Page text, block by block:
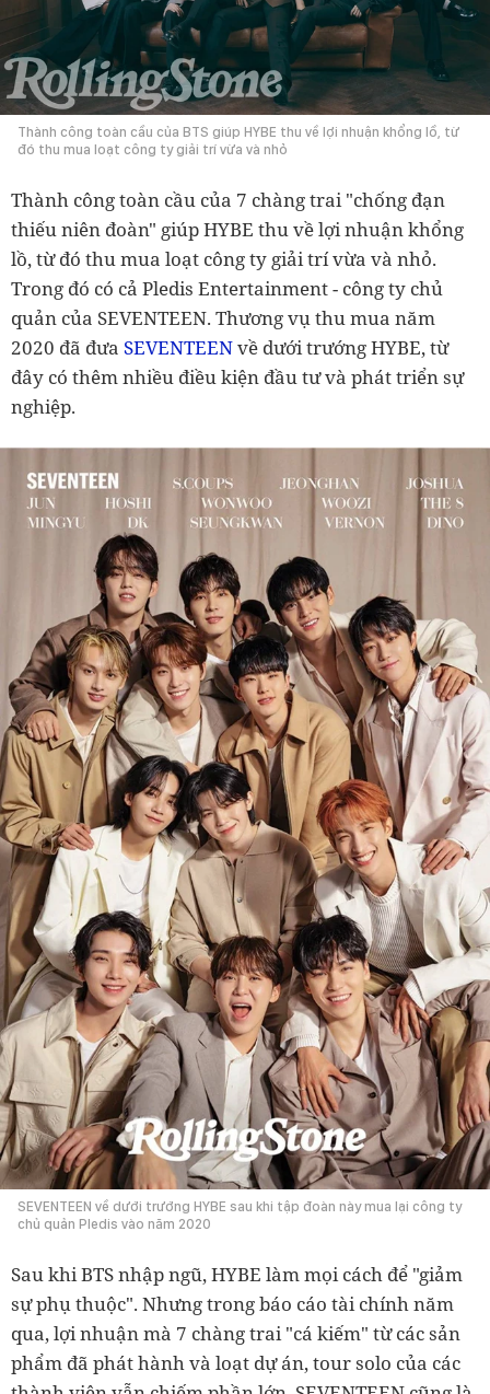
Thành công toàn cầu của BTS giúp HYBE thu về lợi nhuận khổng lồ, từ
đó thu mua loạt công ty giải trí vừa và nhỏ
Thành công toàn cầu của 7 chàng trai "chống đạn
thiếu niên đoàn" giúp HYBE thu về lợi nhuận khổng
lồ, từ đó thu mua loạt công ty giải trí vừa và nhỏ.
Trong đó có cả Pledis Entertainment - công ty chủ
quản của SEVENTEEN. Thương vụ thu mua năm
2020 đã đưa SEVENTEENvề dưới trướng HYBE, từ
đây có thêm nhiều điều kiện đầu tư và phát triển sự
nghiệp.
SEVENTEEN về dưới trướng HYBE sau khi tập đoàn này mua lại công ty
chủ quản Pledis vào năm 2020
Sau khi BTS nhập ngũ, HYBE làm mọi cách để "giảm
sự phụ thuộc". Nhưng trong báo cáo tài chính năm
qua, lợi nhuận mà 7 chàng trai "cá kiếm" từ các sản
phẩm đã phát hành và loạt dự án, tour solo của các